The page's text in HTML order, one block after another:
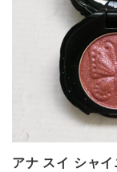
アナ スイ シャ